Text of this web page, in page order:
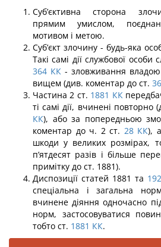
Суб’єктивна сторона
прямим умислом,
мотивом і метою.
Суб’єкт злочину - будь-яка
Такі самі дії службової особи
364 КК - зловживання
вищем (див. коментар до ст.
Частина 2 ст. 1881 КК
ті самі дії, вчинені по­вторно
КК), або за попередньою
коментар до ч. 2 ст. 28 КК),
шкоди у великих розмірах,
п’ятдесят разів і більше
примітку до ст. 1881).
Диспозиції статей 1881 та 192
спеціальна і загальна
вчинене діяння одночасно
норм, за­стосовуватися
тобто ст. 1881 КК.